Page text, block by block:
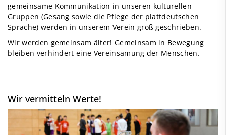
gemeinsame Kommunikation in unseren kulturellen
Gruppen (Gesang sowie die Pflege der plattdeutschen
Sprache) werden in unserem Verein groß geschrieben.
Wir werden gemeinsam älter! Gemeinsam in Bewegung
bleiben verhindert eine Vereinsamung der Menschen.
Wir vermitteln Werte!